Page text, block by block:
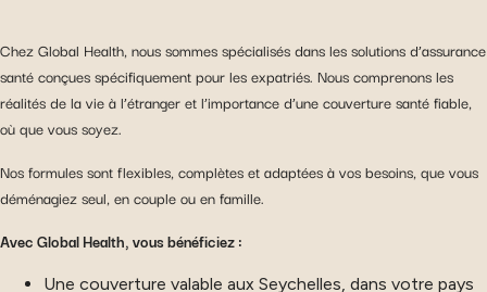
Chez Global Health, nous sommes spécialisés dans les solutions d’assurance
santé conçues spécifiquement pour les expatriés. Nous comprenons les
réalités de la vie à l’étranger et l’importance d’une couverture santé fiable,
où que vous soyez.
Nos formules sont flexibles, complètes et adaptées à vos besoins, que vous
déménagiez seul, en couple ou en famille.
Avec Global Health, vous bénéficiez :
Une couverture valable aux Seychelles, dans votre pays